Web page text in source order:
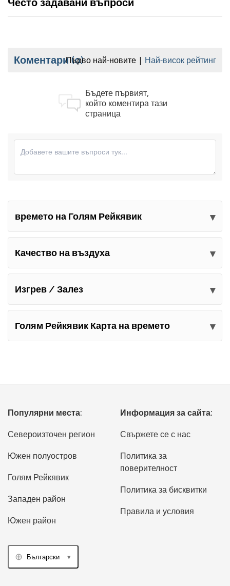
Често задавани въпроси
Коментари(0)
Първо най-новите Най-висок рейтинг
Бъдете първият,
който коментира тази
страница
времето на Голям Рейкявик
Качество на въздуха
Изгрев / Залез
Голям Рейкявик Карта на времето
Популярни места:
Североизточен регион
Южен полуостров
Голям Рейкявик
Западен район
Южен район
Информация за сайта:
Свържете се с нас
Политика за
поверителност
Политика за бисквитки
Правила и условия
Български